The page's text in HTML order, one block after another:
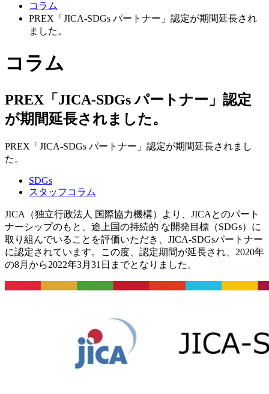
コラム
PREX「JICA-SDGs パートナー」認定が期間延長され
ました。
コラム
PREX「JICA-SDGs パートナー」認定
が期間延長されました。
PREX「JICA-SDGs パートナー」認定が期間延長されまし
た。
SDGs
スタッフコラム
JICA（独立行政法人 国際協力機構）より、JICAとのパート
ナーシップのもと、途上国の持続的 な開発目標（SDGs）に
取り組んでいることを評価いただき、JICA-SDGsパートナー
に認定されています。この度、認定期間が延長され、2020年
の8月から2022年3月31日までとなりました。